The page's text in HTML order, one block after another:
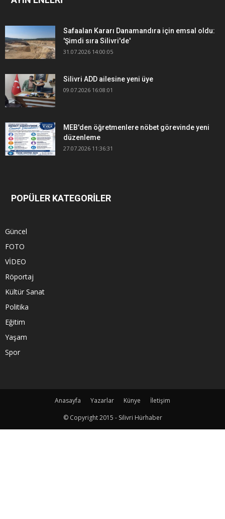
Safaalan Kararı Danamandıra için emsal oldu:
'Şimdi sıra Silivri'de'
31.07.2026 14:00:05
Silivri ADD ailesine yeni üye
09.07.2026 16:08:01
MEB'den öğretmenlere nöbet görevinde yeni
düzenleme
27.07.2026 11:36:31
POPÜLER KATEGORİLER
Güncel
FOTO
VİDEO
Röportaj
Kültür Sanat
Politika
Eğitim
Yaşam
Spor
Anasayfa Yazarlar Künye
İletişim
© Copyright 2015 - Silivri Hürhaber